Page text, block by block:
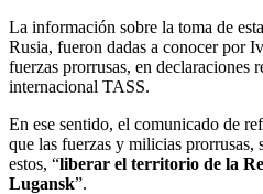
La información sobre la toma de
Rusia, fueron dadas a conocer por
fuerzas prorrusas, en declaraciones
internacional TASS.
En ese sentido, el comunicado de
que las fuerzas y milicias prorrusas,
estos, “liberar el territorio de la
Lugansk”.